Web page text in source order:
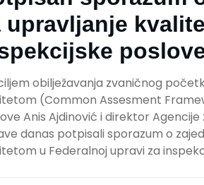
upravljanje
obilježavanja zvaničnog
(Common Assesment
Anis Ajdinović i direktor Agencije
danas potpisali sporazum o
u Federalnoj upravi za